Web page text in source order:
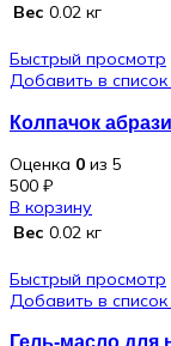
Вес 0.02 кг
Быстрый просмотр
Добавить в
Колпачок
Оценка 0 из 5
500 ₽
В корзину
Вес 0.02 кг
Быстрый просмотр
Добавить в
Гель-масло для